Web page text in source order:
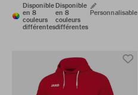
Disponible
en 8
couleurs
différentes
Disponible
en 8
couleurs
différentes
Personnalisable